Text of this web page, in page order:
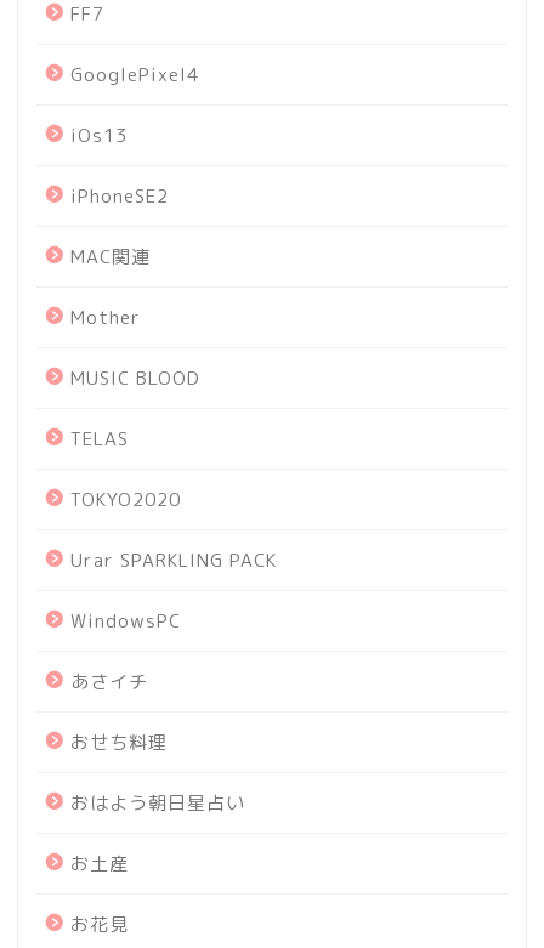
FF7
GooglePixel4
iOs13
iPhoneSE2
MAC関連
Mother
MUSIC BLOOD
TELAS
TOKYO2020
Urar SPARKLING PACK
WindowsPC
あさイチ
おせち料理
おはよう朝日星占い
お土産
お花見